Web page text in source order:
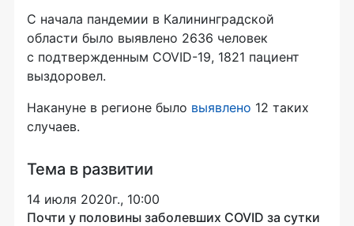
С начала пандемии в Калининградской
области было выявлено 2636 человек
с подтвержденным COVID-19, 1821 пациент
выздоровел.
Накануне в регионе было выявлено 12 таких
случаев.
Тема в развитии
14 июля 2020г., 10:00
Почти у половины заболевших COVID за сутки